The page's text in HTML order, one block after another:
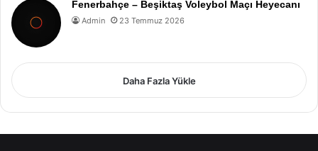
Fenerbahçe – Beşiktaş Voleybol Maçı Heyecanı
Admin 23 Temmuz 2026
Daha Fazla Yükle